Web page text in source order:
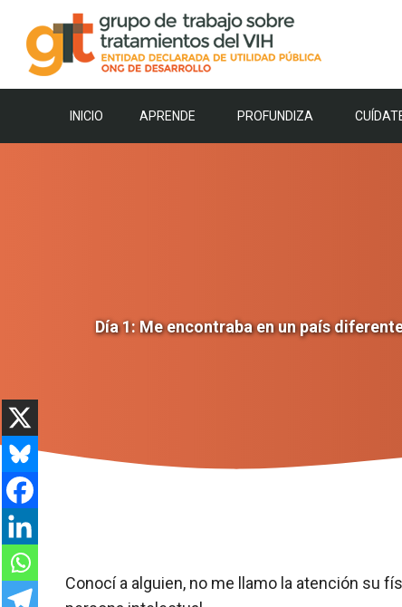
contenido
INICIO APRENDE PROFUNDIZA
Día 1: Me encontraba en un país
Conocí a alguien, no me llamo la atención su